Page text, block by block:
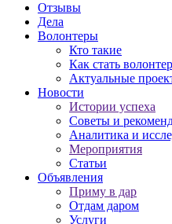
Отзывы
Дела
Волонтеры
Кто такие
Как стать
Актуальные
Новости
Истории успеха
Советы и
Аналитика и
Мероприятия
Статьи
Объявления
Приму в дар
Отдам даром
Услуги